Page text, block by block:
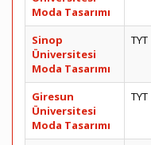
Moda Tasarımı
Sinop
Üniversitesi
Moda Tasarımı
TYT
Giresun
Üniversitesi
Moda Tasarımı
TYT